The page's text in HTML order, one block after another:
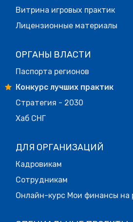
Витрина игровых практик
Лицензионные материалы
ОРГАНЫ ВЛАСТИ
Паспорта регионов
Конкурс лучших практик
Стратегия - 2030
Хаб СНГ
ДЛЯ ОРГАНИЗАЦИЙ
Кадровикам
Сотрудникам
Онлайн-курс Мои финансы на